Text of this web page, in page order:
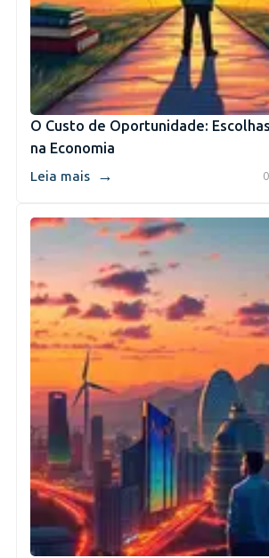
O Custo de Oportunidade:
na Economia
Leia mais →